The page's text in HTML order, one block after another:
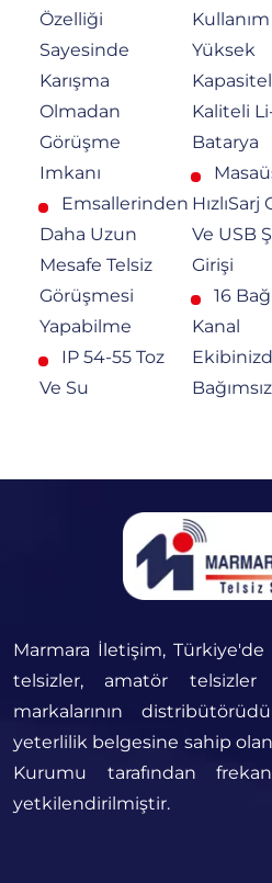
Özelliği
Sayesinde
Karışma
Olmadan
Görüşme
Imkanı
Emsallerinden
Daha Uzun
Mesafe Telsiz
Görüşmesi
Yapabilme
IP 54-55 Toz
Ve Su
Yüksek
Kaliteli
Batarya
HızlıSarj
Ve USB
Girişi
16
Kanal
Bağımsız
Marmara İletişim, Türkiye'de
telsizler, amatör
markalarının
yeterlilik belgesine sahip
Kurumu tarafından
yetkilendirilmiştir.